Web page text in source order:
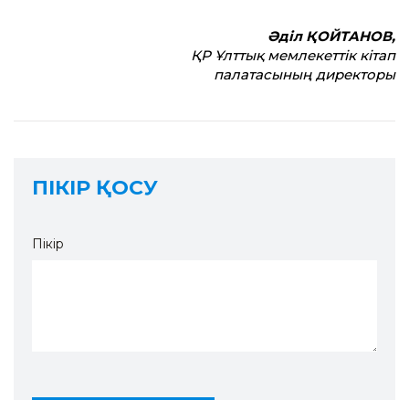
Әділ ҚОЙТАНОВ,
ҚР Ұлттық мемлекеттік кітап
палатасының директоры
ПІКІР ҚОСУ
Пікір